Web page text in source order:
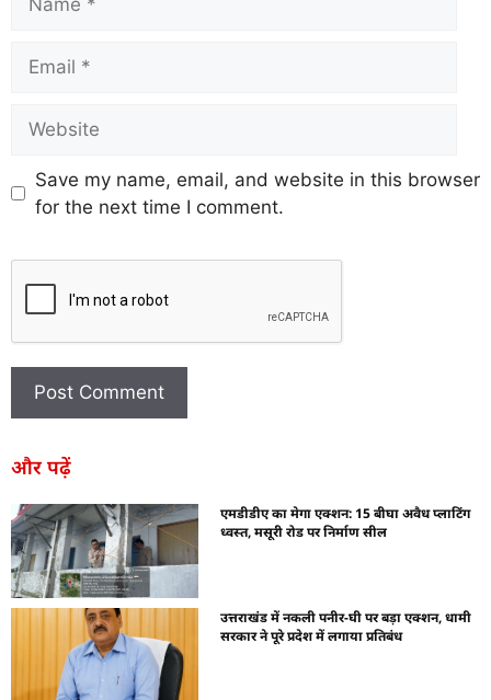
Save my name, email, and website in this browser
for the next time I comment.
और पढ़ें
एमडीडीए का मेगा एक्शन: 15 बीघा अवैध प्लाटिंग
ध्वस्त, मसूरी रोड पर निर्माण सील
उत्तराखंड में नकली पनीर-घी पर बड़ा एक्शन, धामी
सरकार ने पूरे प्रदेश में लगाया प्रतिबंध